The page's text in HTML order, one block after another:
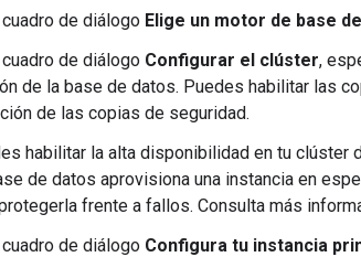
cuadro de diálogo Elige un motor de base
cuadro de diálogo Configurar el clúster,
de la base de datos. Puedes habilitar las
de las copias de seguridad.
habilitar la alta disponibilidad en tu
de datos aprovisiona una instancia en
frente a fallos. Consulta más
cuadro de diálogo Configura tu instancia